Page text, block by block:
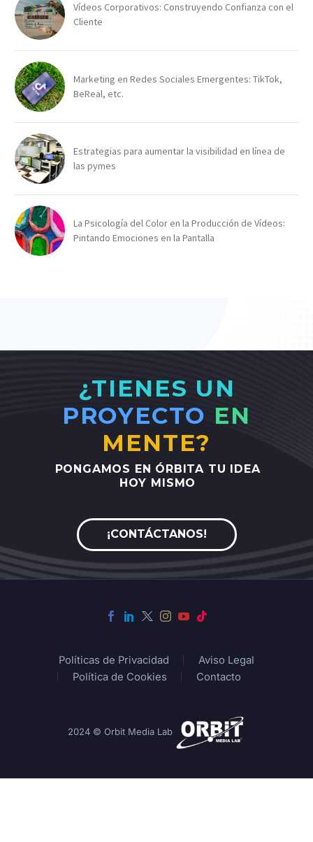
Vídeos Corporativos: Construyendo Confianza con el
Cliente
Marketing en Redes Sociales Emergentes: TikTok,
BeReal, etc.
Estrategias para aumentar la visibilidad en línea de
las pymes
La Psicología del Color en la Producción de Vídeos:
Pintando Emociones en la Pantalla
¿TIENES UN
PROYECTO EN
MENTE?
PONGAMOS EN ÓRBITA TU IDEA
HOY MISMO
¡CONTÁCTANOS!
Políticas de Privacidad
Aviso Legal
Política de Cookies
Contacto
2024 © Orbit Media Lab